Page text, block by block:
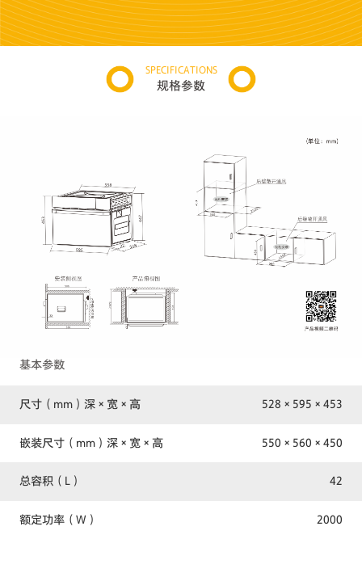
SPECIFICATIONS
规格参数
基本参数
尺寸（mm）深×宽×高 528×595×453
嵌装尺寸（mm）深×宽×高 550×560×450
总容积（L） 42
额定功率（W） 2000